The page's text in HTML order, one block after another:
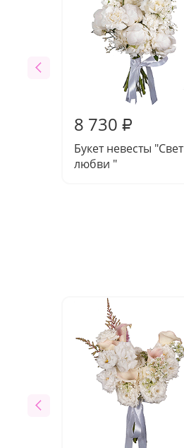
8 730 ₽
Букет невесты "Свет
любви "